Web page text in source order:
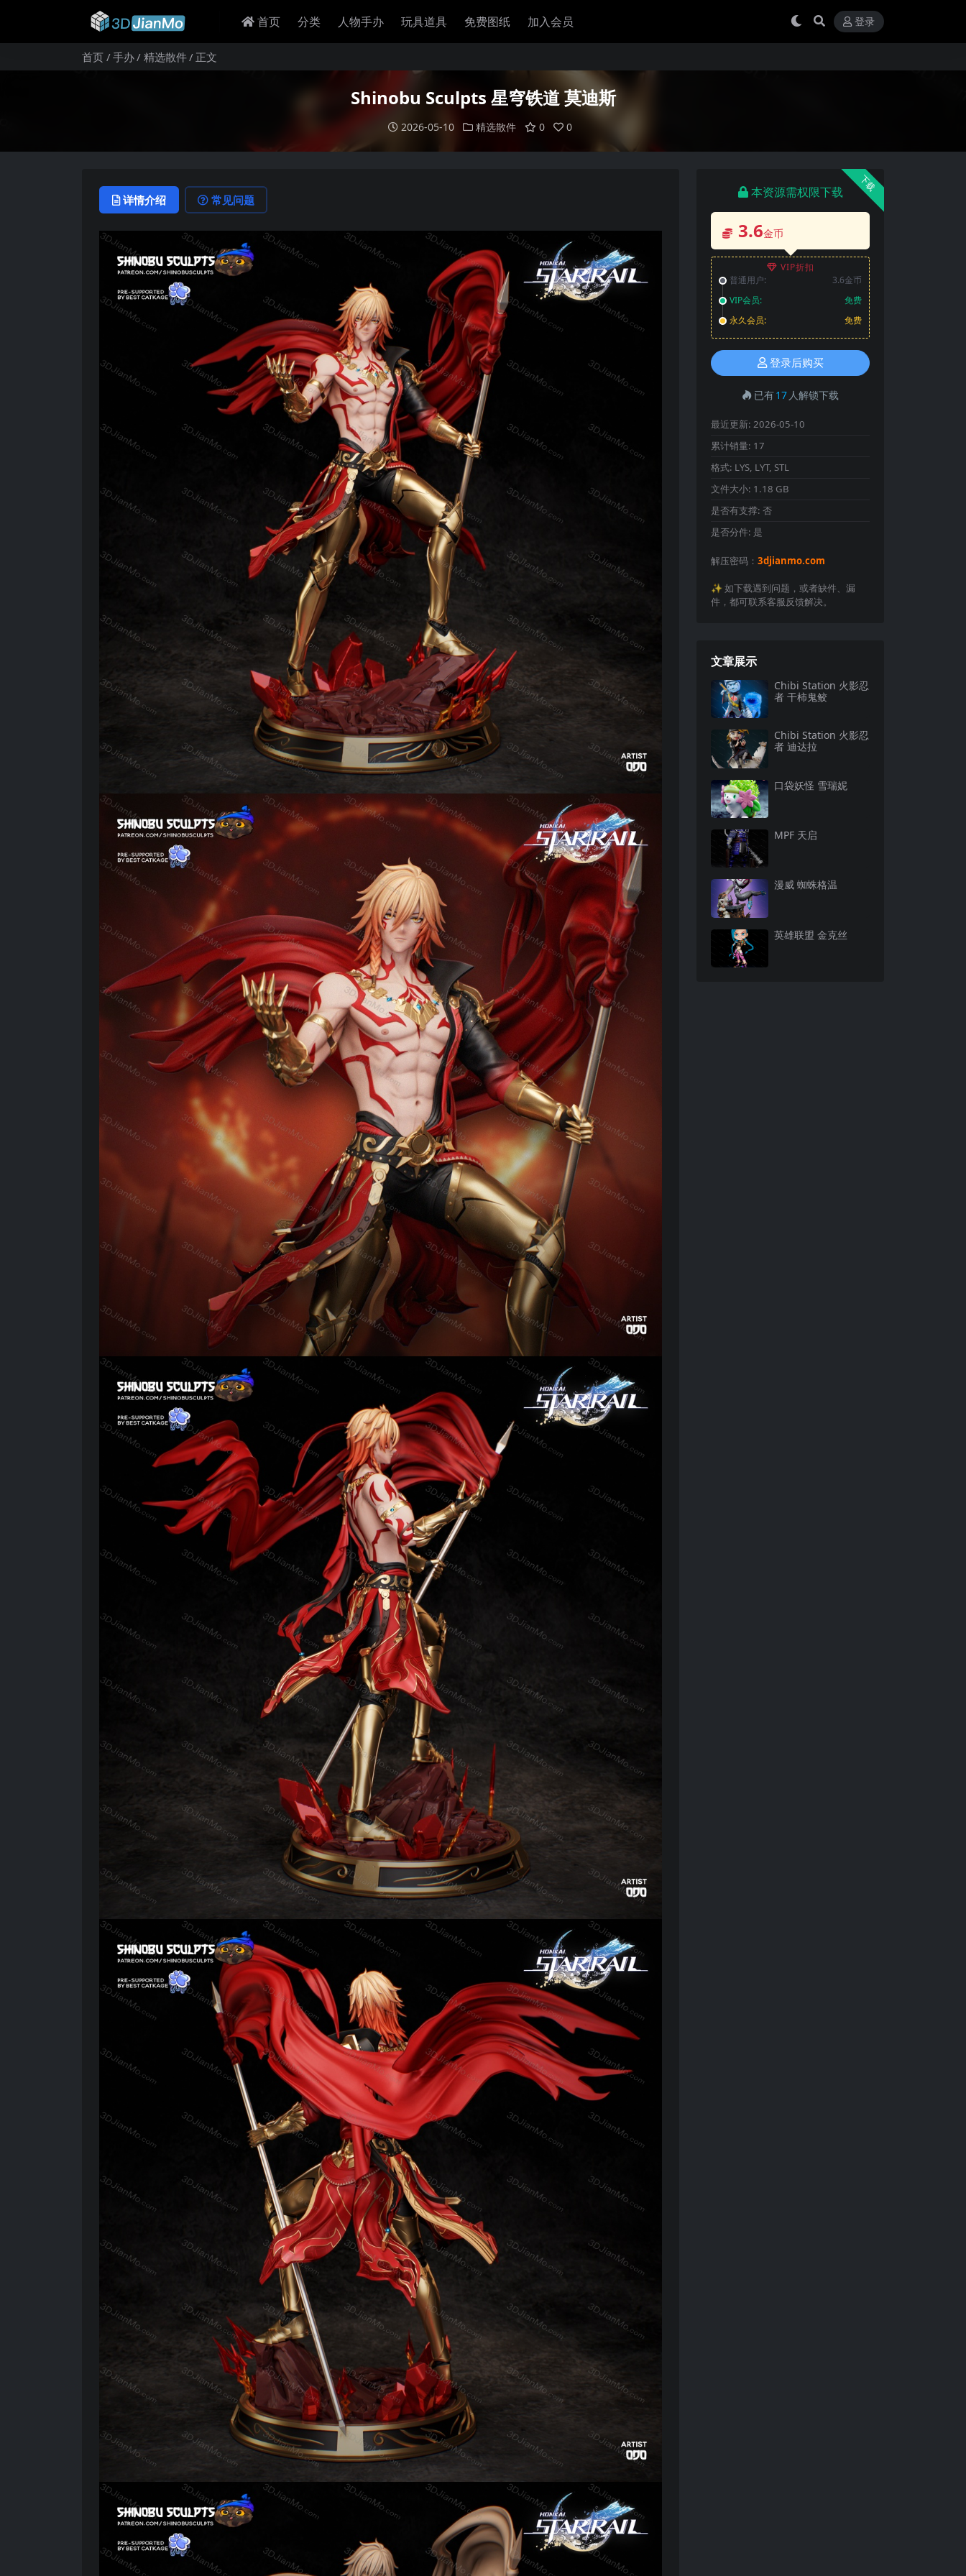
首页 分类 人物手办 玩具道具 免费图纸 加入会员 登录
首页 手办 精选散件 正文
Shinobu Sculpts 星穹铁道 莫迪斯
2026-05-10 精选散件 0 0
详情介绍 常见问题
下载
本资源需权限下载
3.6金币
VIP折扣
普通用户:
3.6金币
VIP会员:
免费
永久会员:
免费
登录后购买
已有17 人解锁下载
最近更新: 2026-05-10
累计销量: 17
格式: LYS, LYT, STL
文件大小: 1.18 GB
是否有支撑: 否
是否分件: 是
解压密码： 3djianmo.com
✨️ 如下载遇到问题，或者缺件、漏
件，都可联系客服反馈解决。
文章展示
Chibi Station 火影忍
者 干柿鬼鲛
Chibi Station 火影忍
者 迪达拉
口袋妖怪 雪瑞妮
MPF 天启
漫威 蜘蛛格温
英雄联盟 金克丝